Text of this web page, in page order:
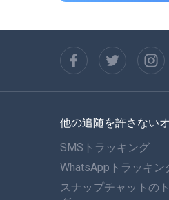
他の追随を許さない
SMSトラッキング
WhatsAppトラッキン
スナップチャットの